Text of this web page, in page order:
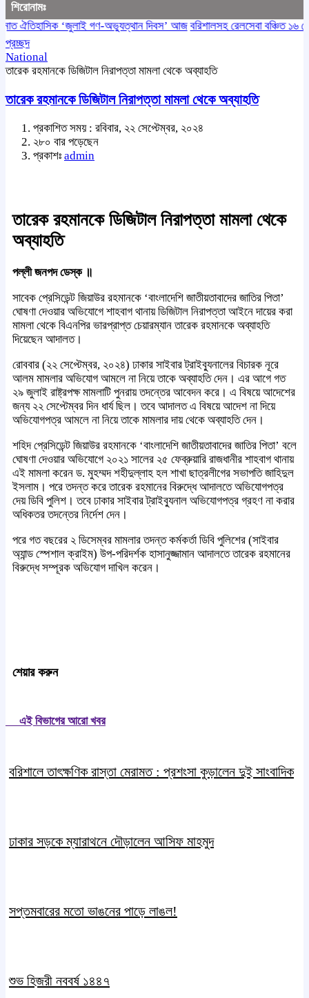
শিরোনামঃ
ঐতিহাসিক ‌‘জুলাই গণ-অভ্যুত্থান দিবস’ আজ বরিশালসহ রেলসেবা বঞ্চিত ১৬
প্রচ্ছদ
National
তারেক রহমানকে ডিজিটাল নিরাপত্তা মামলা থেকে অব্যাহতি
তারেক রহমানকে ডিজিটাল নিরাপত্তা মামলা থেকে অব্যাহতি
প্রকাশিত সময় : রবিবার, ২২ সেপ্টেম্বর, ২০২৪
২৮০ বার পড়েছেন
প্রকাশঃ admin
তারেক রহমানকে ডিজিটাল নিরাপত্তা মামলা থেকে
অব্যাহতি
পল্লী জনপদ ডেস্ক ॥
সাবেক প্রেসিডেন্ট জিয়াউর রহমানকে ‘বাংলাদেশি জাতীয়তাবাদের জাতির পিতা’
ঘোষণা দেওয়ার অভিযোগে শাহবাগ থানায় ডিজিটাল নিরাপত্তা আইনে দায়ের করা
মামলা থেকে বিএনপির ভারপ্রাপ্ত চেয়ারম্যান তারেক রহমানকে অব্যাহতি
দিয়েছেন আদালত।
রোববার (২২ সেপ্টেম্বর, ২০২৪) ঢাকার সাইবার ট্রাইব্যুনালের বিচারক নূরে
আলম মামলার অভিযোগ আমলে না নিয়ে তাকে অব্যাহতি দেন। এর আগে গত
২৯ জুলাই রাষ্ট্রপক্ষ মামলাটি পুনরায় তদন্তের আবেদন করে। এ বিষয়ে আদেশের
জন্য ২২ সেপ্টেম্বর দিন ধার্য ছিল। তবে আদালত এ বিষয়ে আদেশ না দিয়ে
অভিযোগপত্র আমলে না নিয়ে তাকে মামলার দায় থেকে অব্যাহতি দেন।
শহিদ প্রেসিডেন্ট জিয়াউর রহমানকে ‘বাংলাদেশি জাতীয়তাবাদের জাতির পিতা’ বলে
ঘোষণা দেওয়ার অভিযোগে ২০২১ সালের ২৫ ফেব্রুয়ারি রাজধানীর শাহবাগ থানায়
এই মামলা করেন ড. মুহম্মদ শহীদুল্লাহ হল শাখা ছাত্রলীগের সভাপতি জাহিদুল
ইসলাম। পরে তদন্ত করে তারেক রহমানের বিরুদ্ধে আদালতে অভিযোগপত্র
দেয় ডিবি পুলিশ। তবে ঢাকার সাইবার ট্রাইব্যুনাল অভিযোগপত্র গ্রহণ না করার
অধিকতর তদন্তের নির্দেশ দেন।
পরে গত বছরের ২ ডিসেম্বর মামলার তদন্ত কর্মকর্তা ডিবি পুলিশের (সাইবার
অ্যান্ড স্পেশাল ক্রাইম) উপ-পরিদর্শক হাসানুজ্জামান আদালতে তারেক রহমানের
বিরুদ্ধে সম্পূরক অভিযোগ দাখিল করেন।
শেয়ার করুন
এই বিভাগের আরো খবর
বরিশালে তাৎক্ষণিক রাস্তা মেরামত : প্রশংসা কুড়ালেন দুই সাংবাদিক
ঢাকার সড়কে ম্যারাথনে দৌড়ালেন আসিফ মাহমুদ
সপ্তমবারের মতো ভাঙনের পাড়ে লাঙল!
শুভ হিজরী নববর্ষ ১৪৪৭